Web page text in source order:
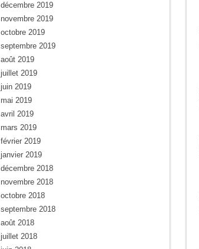
décembre 2019
novembre 2019
octobre 2019
septembre 2019
août 2019
juillet 2019
juin 2019
mai 2019
avril 2019
mars 2019
février 2019
janvier 2019
décembre 2018
novembre 2018
octobre 2018
septembre 2018
août 2018
juillet 2018